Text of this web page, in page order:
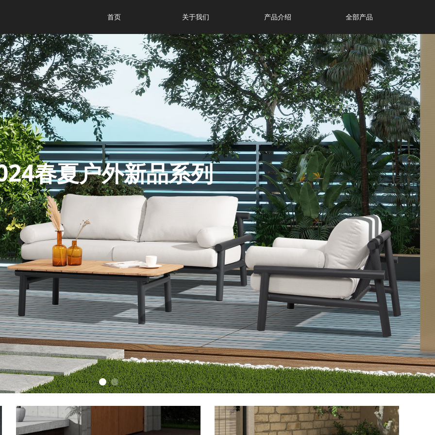
首页
首页
关于我们
关于我们
产品介绍
产品介绍
全部产品
全部产品
春夏户外新品系列